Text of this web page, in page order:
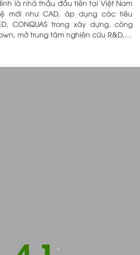
là nhà thầu đầu tiên tại Việt Nam
mới như CAD, áp dụng các tiêu
CONQUAS trong xây dựng, công
mở trung tâm nghiên cứu R&D,…
-